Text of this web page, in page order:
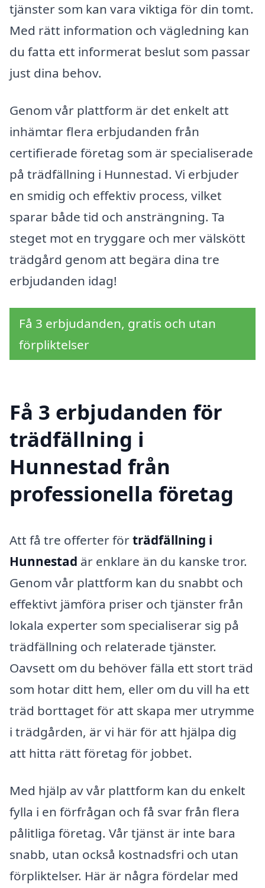
tjänster som kan vara viktiga för din tomt.
Med rätt information och vägledning kan
du fatta ett informerat beslut som passar
just dina behov.
Genom vår plattform är det enkelt att
inhämtar flera erbjudanden från
certifierade företag som är specialiserade
på trädfällning i Hunnestad. Vi erbjuder
en smidig och effektiv process, vilket
sparar både tid och ansträngning. Ta
steget mot en tryggare och mer välskött
trädgård genom att begära dina tre
erbjudanden idag!
Få 3 erbjudanden, gratis och utan
förpliktelser
Få 3 erbjudanden för
trädfällning i
Hunnestad från
professionella företag
Att få tre offerter förträdfällning i
Hunnestad är enklare än du kanske tror.
Genom vår plattform kan du snabbt och
effektivt jämföra priser och tjänster från
lokala experter som specialiserar sig på
trädfällning och relaterade tjänster.
Oavsett om du behöver fälla ett stort träd
som hotar ditt hem, eller om du vill ha ett
träd borttaget för att skapa mer utrymme
i trädgården, är vi här för att hjälpa dig
att hitta rätt företag för jobbet.
Med hjälp av vår plattform kan du enkelt
fylla i en förfrågan och få svar från flera
pålitliga företag. Vår tjänst är inte bara
snabb, utan också kostnadsfri och utan
förpliktelser. Här är några fördelar med